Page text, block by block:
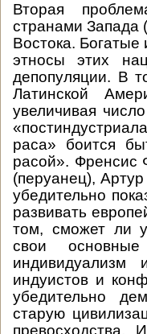
Вторая
странами Запада
Востока. Богатые
этносы этих
депопуляции. В
Латинской
увеличивая
раса» боится
расой». Френсис
(перуанец),
убедительно
развивать
том, сможет ли
свои
индивидуализм
индуистов и
убедительно
старую
превосходства.